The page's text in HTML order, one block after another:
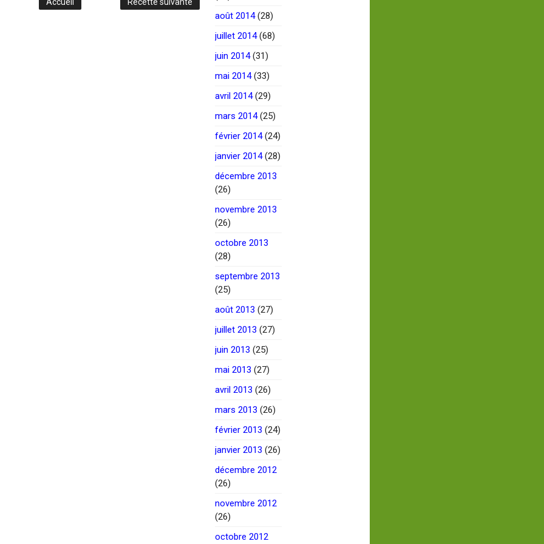
août 2014(28)
juillet 2014(68)
juin 2014(31)
mai 2014(33)
avril 2014(29)
mars 2014(25)
février 2014(24)
janvier 2014(28)
décembre 2013
(26)
novembre 2013
(26)
octobre 2013
(28)
septembre 2013
(25)
août 2013 (27)
juillet 2013 (27)
juin 2013 (25)
mai 2013 (27)
avril 2013 (26)
mars 2013 (26)
février 2013 (24)
janvier 2013 (26)
décembre 2012
(26)
novembre 2012
(26)
octobre 2012